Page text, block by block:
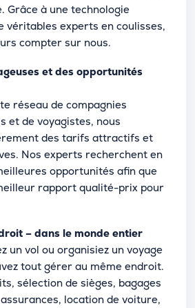
Grâce à une technologie
véritables experts en coulisses,
compter sur nous.
et des opportunités
réseau de compagnies
et de voyagistes, nous
des tarifs attractifs et
Nos experts recherchent en
opportunités afin que
rapport qualité-prix pour
– dans le monde entier
un vol ou organisiez un voyage
tout gérer au même endroit.
sélection de sièges, bagages
location de voiture,